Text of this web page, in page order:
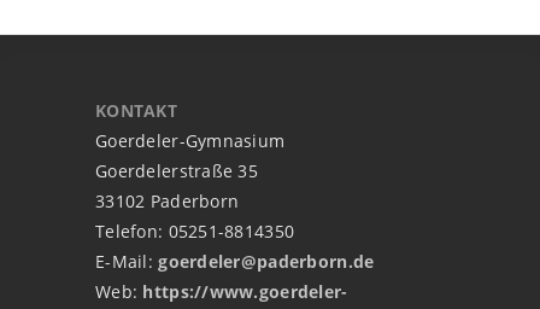
KONTAKT
Goerdeler-Gymnasium
Goerdelerstraße 35
33102 Paderborn
Telefon: 05251-8814350
E-Mail:goerdeler@paderborn.de
Web: https://www.goerdeler-